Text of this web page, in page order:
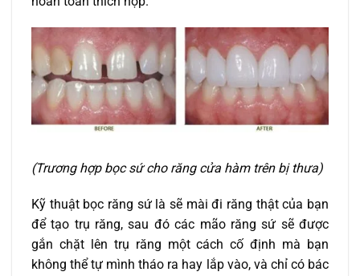
(Trương hợp bọc sứ cho răng cửa hàm trên bị thưa)
Kỹ thuật bọc răng sứ là sẽ mài đi răng thật của bạn
để tạo trụ răng, sau đó các mão răng sứ sẽ được
gắn chặt lên trụ răng một cách cố định mà bạn
không thể tự mình tháo ra hay lắp vào, và chỉ có bác